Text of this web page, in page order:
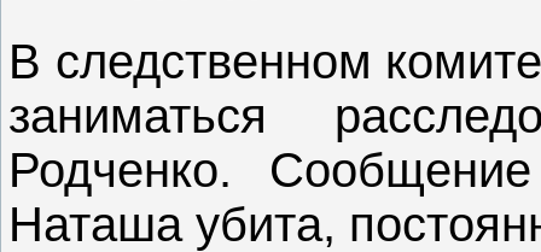
В следственном
заниматься
Родченко.
Наташа убита,